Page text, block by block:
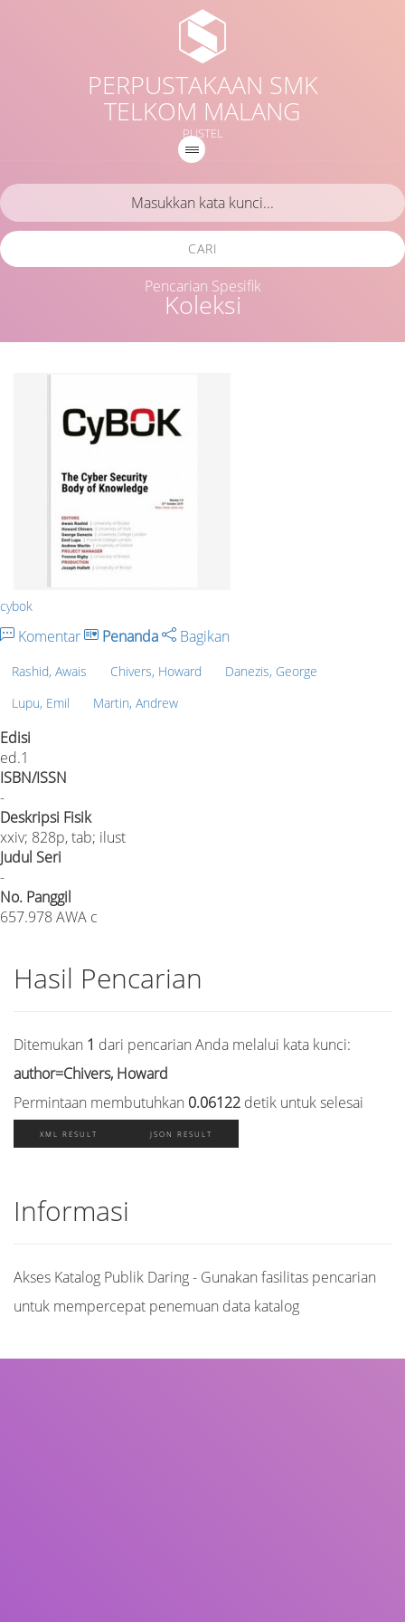
PERPUSTAKAAN SMK
TELKOM MALANG
PUSTEL
Koleksi
CARI
Pencarian Spesifik
cybok
Komentar Penanda Bagikan
Rashid, Awais Chivers, Howard
Danezis, George
Lupu, Emil
Martin, Andrew
Edisi
ed.1
ISBN/ISSN
-
Deskripsi Fisik
xxiv; 828p, tab; ilust
Judul Seri
-
No. Panggil
657.978 AWA c
Hasil Pencarian
Ditemukan 1 dari pencarian Anda melalui kata kunci:
author=Chivers, Howard
Permintaan membutuhkan 0.06122 detik untuk selesai
XML RESULT JSON RESULT
Informasi
Akses Katalog Publik Daring - Gunakan fasilitas pencarian
untuk mempercepat penemuan data katalog